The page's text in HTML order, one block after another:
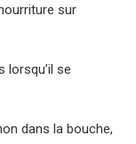
sur
lorsqu’il se
dans la bouche,